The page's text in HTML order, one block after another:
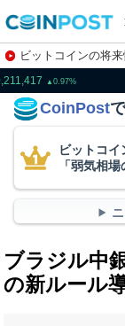
ビットコインの将来
株特集・関連銘柄
ETH
CoinPost
ビットコイ
「弱気相
ブラジル中
の新ルール